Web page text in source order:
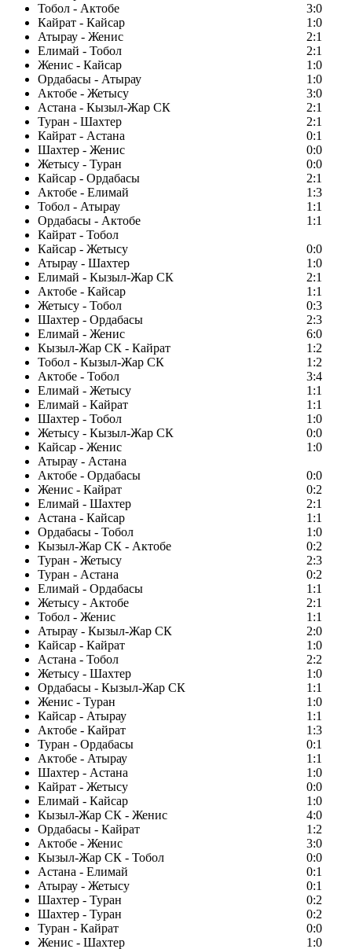
Тобол - Актобе
3:0
Кайрат - Кайсар
1:0
Атырау - Женис
2:1
Елимай - Тобол
2:1
Женис - Кайсар
1:0
Ордабасы - Атырау
1:0
Актобе - Жетысу
3:0
Астана - Кызыл-Жар СК
2:1
Туран - Шахтер
2:1
Кайрат - Астана
0:1
Шахтер - Женис
0:0
Жетысу - Туран
0:0
Кайсар - Ордабасы
2:1
Актобе - Елимай
1:3
Тобол - Атырау
1:1
Ордабасы - Актобе
1:1
Кайрат - Тобол
Кайсар - Жетысу
0:0
Атырау - Шахтер
1:0
Елимай - Кызыл-Жар СК
2:1
Актобе - Кайсар
1:1
Жетысу - Тобол
0:3
Шахтер - Ордабасы
2:3
Елимай - Женис
6:0
Кызыл-Жар СК - Кайрат
1:2
Тобол - Кызыл-Жар СК
1:2
Актобе - Тобол
3:4
Елимай - Жетысу
1:1
Елимай - Кайрат
1:1
Шахтер - Тобол
1:0
Жетысу - Кызыл-Жар СК
0:0
Кайсар - Женис
1:0
Атырау - Астана
Актобе - Ордабасы
0:0
Женис - Кайрат
0:2
Елимай - Шахтер
2:1
Астана - Кайсар
1:1
Ордабасы - Тобол
1:0
Кызыл-Жар СК - Актобе
0:2
Туран - Жетысу
2:3
Туран - Астана
0:2
Елимай - Ордабасы
1:1
Жетысу - Актобе
2:1
Тобол - Женис
1:1
Атырау - Кызыл-Жар СК
2:0
Кайсар - Кайрат
1:0
Астана - Тобол
2:2
Жетысу - Шахтер
1:0
Ордабасы - Кызыл-Жар СК
1:1
Женис - Туран
1:0
Кайсар - Атырау
1:1
Актобе - Кайрат
1:3
Туран - Ордабасы
0:1
Актобе - Атырау
1:1
Шахтер - Астана
1:0
Кайрат - Жетысу
0:0
Елимай - Кайсар
1:0
Кызыл-Жар СК - Женис
4:0
Ордабасы - Кайрат
1:2
Актобе - Женис
3:0
Кызыл-Жар СК - Тобол
0:0
Астана - Елимай
0:1
Атырау - Жетысу
0:1
Шахтер - Туран
0:2
Шахтер - Туран
0:2
Туран - Кайрат
0:0
Женис - Шахтер
1:0